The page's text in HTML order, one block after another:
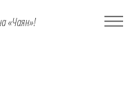
«Чаян»!